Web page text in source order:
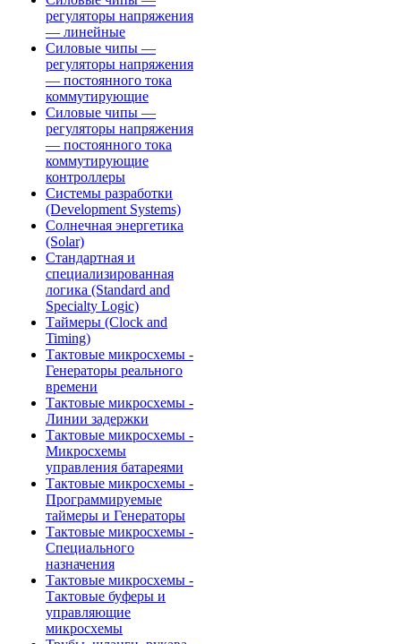
регуляторы напряжения
— линейные
Силовые чипы —
регуляторы напряжения
— постоянного тока
коммутирующие
Силовые чипы —
регуляторы напряжения
— постоянного тока
коммутирующие
контроллеры
Системы разработки
(Development Systems)
Солнечная энергетика
(Solar)
Стандартная и
специализированная
логика (Standard and
Specialty Logic)
Таймеры (Clock and
Timing)
Тактовые микросхемы -
Генераторы реального
времени
Тактовые микросхемы -
Линии задержки
Тактовые микросхемы -
Микросхемы
управления батареями
Тактовые микросхемы -
Программируемые
таймеры и Генераторы
Тактовые микросхемы -
Специального
назначения
Тактовые микросхемы -
Тактовые буферы и
управляющие
микросхемы